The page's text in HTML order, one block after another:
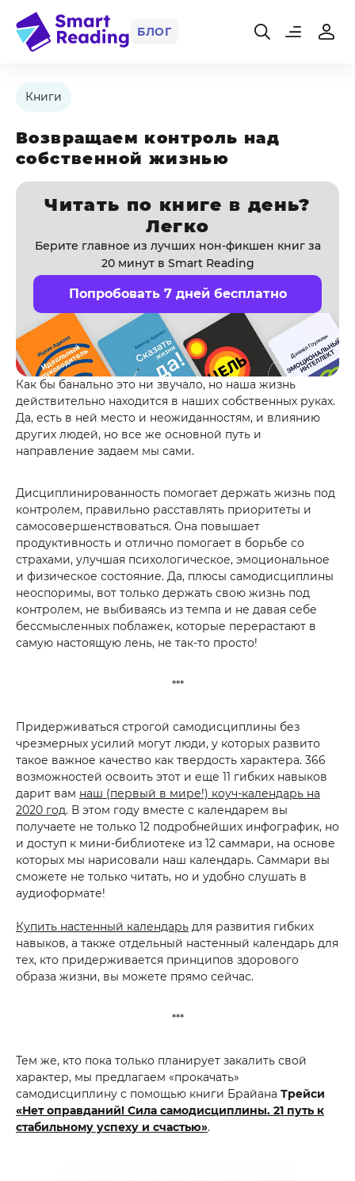
БЛОГ
Книги
Возвращаем контроль над
собственной жизнью
Читать по книге в день?
Легко
Берите главное из лучших нон-фикшен книг за
20 минут в Smart Reading
Попробовать 7 дней бесплатно
Как бы банально это ни звучало, но наша жизнь
действительно находится в наших собственных руках.
Да, есть в ней место и неожиданностям, и влиянию
других людей, но все же основной путь и
направление задаем мы сами.
Дисциплинированность помогает держать жизнь под
контролем, правильно расставлять приоритеты и
самосовершенствоваться. Она повышает
продуктивность и отлично помогает в борьбе со
страхами, улучшая психологическое, эмоциональное
и физическое состояние. Да, плюсы самодисциплины
неоспоримы, вот только держать свою жизнь под
контролем, не выбиваясь из темпа и не давая себе
бессмысленных поблажек, которые перерастают в
самую настоящую лень, не так-то просто!
***
Придерживаться строгой самодисциплины без
чрезмерных усилий могут люди, у которых развито
такое важное качество как твердость характера. 366
возможностей освоить этот и еще 11 гибких навыков
дарит вам наш (первый в мире!) коуч-календарь на
2020 год. В этом году вместе с календарем вы
получаете не только 12 подробнейших инфографик, но
и доступ к мини-библиотеке из 12 саммари, на основе
которых мы нарисовали наш календарь. Саммари вы
сможете не только читать, но и удобно слушать в
аудиоформате!
Купить настенный календарь для развития гибких
навыков, а также отдельный настенный календарь для
тех, кто придерживается принципов здорового
образа жизни, вы можете прямо сейчас.
***
Тем же, кто пока только планирует закалить свой
характер, мы предлагаем «прокачать»
самодисциплину с помощью книги Брайана Трейси
«Нет оправданий! Сила самодисциплины. 21 путь к
стабильному успеху и счастью».